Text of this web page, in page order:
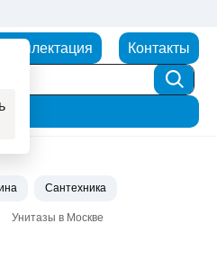
Комплектация Контакты
Сантехника
Унитазы в Москве